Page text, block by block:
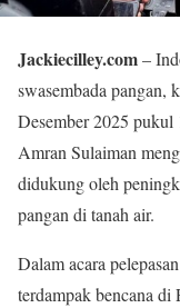
Jackiecilley.com–
swasembada pangan,
Desember 2025
Amran Sulaiman
didukung oleh
pangan di tanah air.
Dalam acara
terdampak bencana di